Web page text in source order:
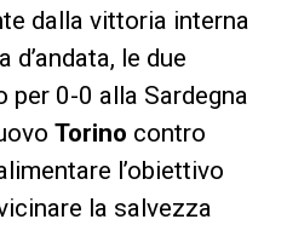
dalla vittoria interna
d’andata, le due
per 0-0 alla Sardegna
Torino contro
l’obiettivo
la salvezza